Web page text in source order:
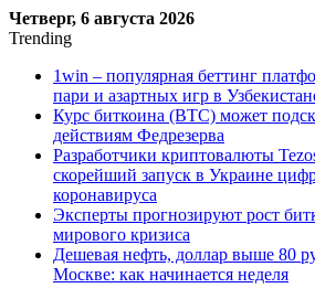
Четверг, 6 августа 2026
Trending
1win – популярная беттинг
пари и азартных игр в
Курс биткоина (BTC) может
действиям Федрезерва
Разработчики криптовалюты
скорейший запуск в Украине
коронавируса
Эксперты прогнозируют рост
мирового кризиса
Дешевая нефть, доллар выше 80
Москве: как начинается неделя